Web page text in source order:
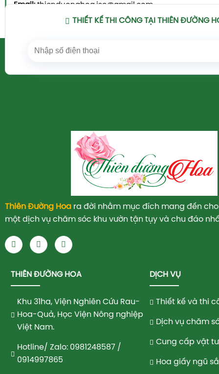
Email:thienduonghoa.jsc@gmail.com
THIẾT KẾ THI CÔNG TẠI THIÊN ĐƯỜNG
Thiên Đường Hoa ra đời nhằm mục đích mang đến
một dịch vụ chăm sóc khu vườn tận tụy và chu đáo
THIÊN ĐƯỜNG HOA
Khu 31ha, Viện Nghiên Cứu Rau-
Hoa-Quả, Học Viện Nông nghiệp
Việt Nam.
Hotline/ Zalo: 0981248587 /
0914997865
DỊCH VỤ
Thiết kế và thi
Dịch vụ chăm
Cung cấp vật
Hoa giấy ngũ